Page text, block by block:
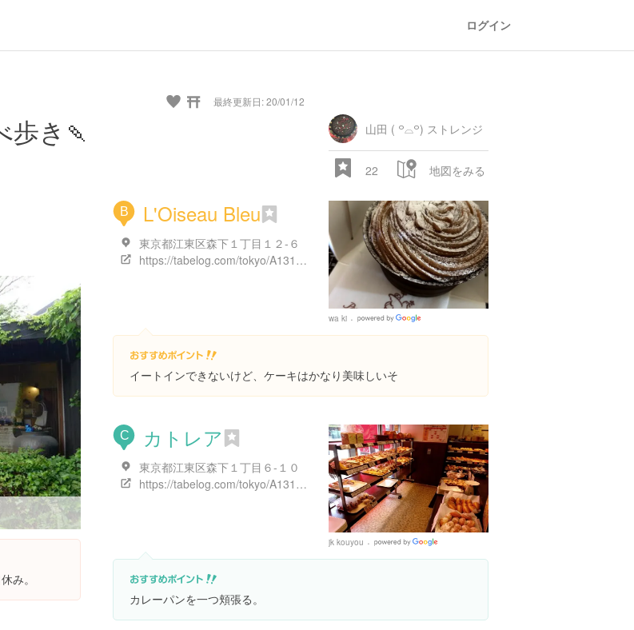
ログイン
最終更新日: 20/01/12
き🍡 山田 ( ꒪⌓꒪) ストレンジ
22 地図をみる
み。
B L'Oiseau Bleu
東京都江東区森下１丁目１２-６
https://tabelog.com/tokyo/A1312/A131201/13036029/
wa ki
Places
イートインできないけど、ケーキはかなり美味しいそ
C カトレア
東京都江東区森下１丁目６-１０
https://tabelog.com/tokyo/A1312/A131201/13002996/
jk kouyou
Places
カレーパンを一つ頬張る。